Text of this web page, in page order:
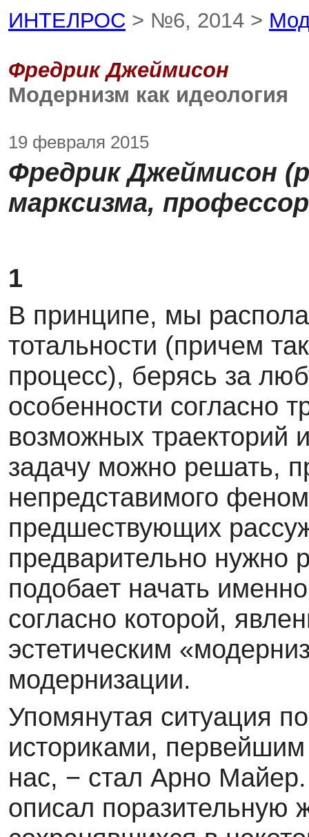
ИНТЕЛРОС > №6, 2014 >
Фредрик Джеймисон
Модернизм как идеология
19 февраля 2015
Фредрик Джеймисон
марксизма,
1
В принципе, мы
тотальности (причем
процесс), берясь за
особенности согласно
возможных траекторий
задачу можно решать,
непредставимого
предшествующих
предварительно нужно
подобает начать
согласно которой,
эстетическим
модернизации.
Упомянутая ситуация
историками,
нас, − стал Арно Майер.
описал поразительную